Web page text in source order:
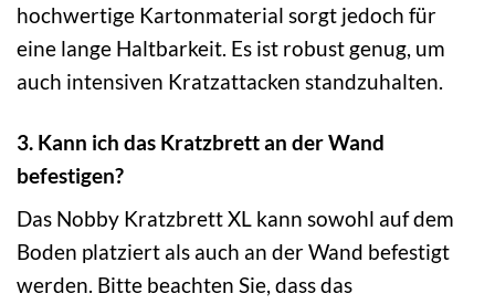
hochwertige Kartonmaterial sorgt jedoch für
eine lange Haltbarkeit. Es ist robust genug, um
auch intensiven Kratzattacken standzuhalten.
3. Kann ich das Kratzbrett an der Wand
befestigen?
Das Nobby Kratzbrett XL kann sowohl auf dem
Boden platziert als auch an der Wand befestigt
werden. Bitte beachten Sie, dass das